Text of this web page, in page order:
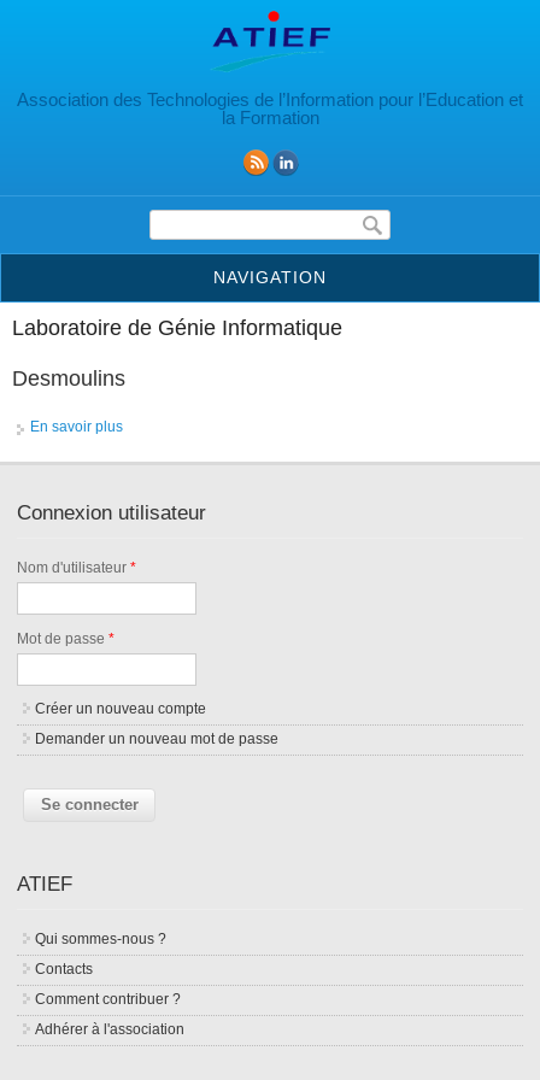
Association des Technologies de l’Information pour l’Education et
la Formation
Formulaire de recherche
NAVIGATION
Laboratoire de Génie Informatique
Desmoulins
En savoir plus
Connexion utilisateur
Nom d'utilisateur*
Mot de passe*
Créer un nouveau compte
Demander un nouveau mot de passe
ATIEF
Qui sommes-nous ?
Contacts
Comment contribuer ?
Adhérer à l'association